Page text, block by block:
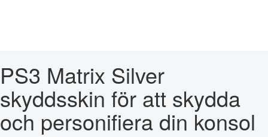
PS3 Matrix Silver
skyddsskin för att skydda
och personifiera din konsol